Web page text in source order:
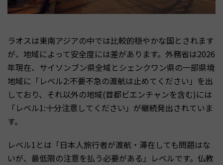
ラオスは東南アジアの中では比較的穏やかな国とされます
が、地域によって安全度には差があります。外務省は2026
年現在、サイソンブン県全域とシェンクワン県の一部県境
地域に「レベル2:不要不急の渡航は止めてください」を出
しており、それ以外の地域(首都ビエンチャンを含む)には
「レベル1:十分注意してください」が継続発出されていま
す。
レベル1とは「日本人旅行者が渡航・滞在しても問題はな
いが、最低限の注意を払う必要がある」レベルです。仏教